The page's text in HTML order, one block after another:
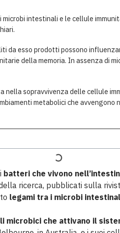
intestinali e le cellule
da esso prodotti possono
della memoria. In assenza di
nella sopravvivenza delle cellule
metabolici che avvengono
batteri che vivono
ricerca, pubblicati sulla
legami tra i microbi
microbici che attivano il